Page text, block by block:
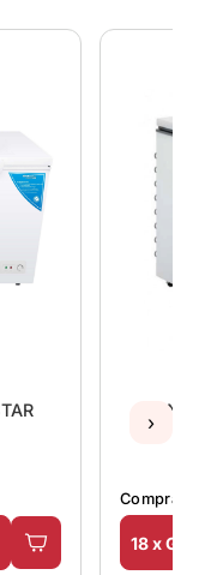
Comprá en
18 x Gs.
›